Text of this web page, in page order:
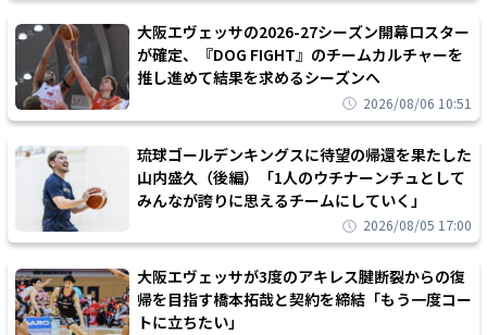
大阪エヴェッサの2026-27シーズン開幕ロスター
が確定、『DOG FIGHT』のチームカルチャーを
推し進めて結果を求めるシーズンへ
2026/08/06 10:51
琉球ゴールデンキングスに待望の帰還を果たした
山内盛久（後編）「1人のウチナーンチュとして
みんなが誇りに思えるチームにしていく」
2026/08/05 17:00
大阪エヴェッサが3度のアキレス腱断裂からの復
帰を目指す橋本拓哉と契約を締結「もう一度コー
トに立ちたい」